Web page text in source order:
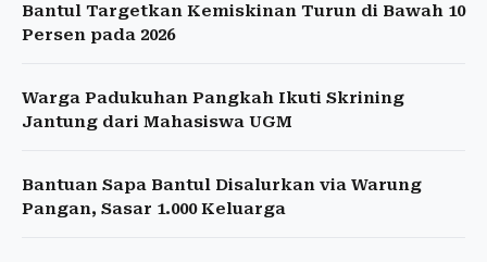
Bantul Targetkan Kemiskinan Turun di Bawah 10
Persen pada 2026
Warga Padukuhan Pangkah Ikuti Skrining
Jantung dari Mahasiswa UGM
Bantuan Sapa Bantul Disalurkan via Warung
Pangan, Sasar 1.000 Keluarga